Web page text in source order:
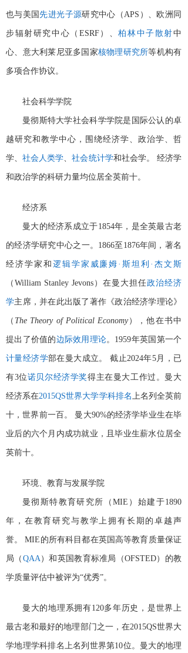
也与美国先进光子源研究中心（APS）、欧洲同
步辐射研究中心（ESRF）、柏林中子散射中
心、意大利莱尼亚多国家核物理研究所等机构有
多项合作协议。
社会科学学院
曼彻斯特大学社会科学学院是国际公认的卓
越研究和教学中心，围绕经济学、政治学、哲
学、社会人类学、社会统计学和社会学。 经济学
和政治学的科研力量均位居全英前十。
经济系
曼大的经济系成立于1854年，是全英最古老
的经济学研究中心之一。1866至1876年间，著名
经济学家和 逻辑学家 威廉姆 ·斯坦利·杰文斯
（ William Stanley Jevons）在曼大担任政治经济
学主席，并在此出版了著作《政治经济学理论》
（ The Theory of Political Economy），他在书中
提出了价值的边际效用理论。 1959年英国第一个
计量经济学部在曼大成立。 截止2024年5月，已
有3位诺贝尔经济学奖得主在曼大工作过。曼大
经济系在2015QS世界大学学科排名上名列全英前
十，世界前一百。 曼大90%的经济学毕业生在毕
业后的六个月内成功就业，且毕业生薪水位居全
英前十。
环境、教育与发展学院
曼彻斯特教育研究所（ MIE）始建于1890
年，在教育研究与教学上拥有长期的卓越声
誉。 MIE的所有科目都在英国高等教育质量保证
局（ QAA）和英国教育标准局（OFSTED）的教
学质量评估中被评为“优秀”。
曼大的地理系拥有120多年历史，是世界上
最古老和最好的地理部门之一，在2015QS世界大
学地理学科排名上名列世界第10位。曼大的地理